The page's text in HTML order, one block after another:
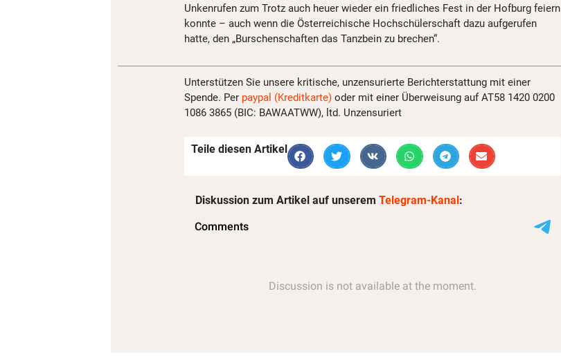
Unkenrufen zum Trotz auch heuer wieder ein friedliches Fest in der Hofburg feiern
konnte – auch wenn die Österreichische Hochschülerschaft dazu aufgerufen
hatte, den „Burschenschaften das Tanzbein zu brechen“.
Unterstützen Sie unsere kritische, unzensurierte Berichterstattung mit einer
Spende. Per paypal (Kreditkarte) oder mit einer Überweisung auf AT58 1420 0200
1086 3865 (BIC: BAWAATWW), ltd. Unzensuriert
Teile diesen Artikel
Diskussion zum Artikel auf unserem Telegram-Kanal :